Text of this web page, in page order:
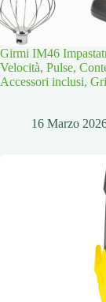
Girmi IM46
Velocità, Pulse,
Accessori inclusi,
16 Marzo